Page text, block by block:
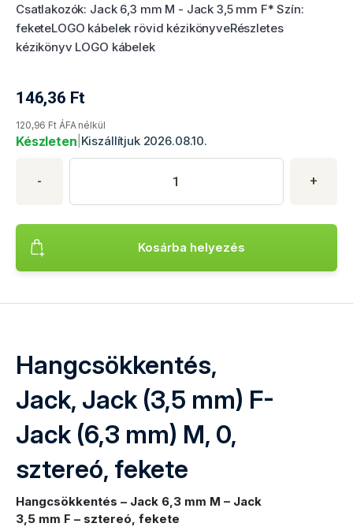
Csatlakozók: Jack 6,3 mm M - Jack 3,5 mm F* Szín:
feketeLOGO kábelek rövid kézikönyveRészletes
kézikönyv LOGO kábelek
146,36 Ft
Termék aktuális ára
120,96 Ft ÁFA nélkül
Készleten Kiszállítjuk 2026.08.10.
Termék mennyisége
- +
Adja meg a kívánt termékmennyiséget. Minimális
Kosárba helyezés
Termék hozzáadása Hangcsökkentés, Jack, Jack (3,5
Hangcsökkentés,
Jack, Jack (3,5 mm) F-
Jack (6,3 mm) M, 0,
sztereó, fekete
Hangcsökkentés – Jack 6,3 mm M – Jack
3,5 mm F – sztereó, fekete